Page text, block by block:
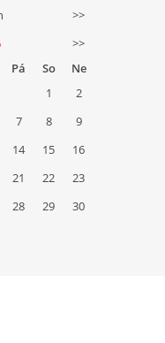
>>
>>
Pá So
Ne
1
2
7 8
9
14 15
16
21 22
23
28 29
30